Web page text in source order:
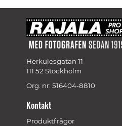
Herkulesgatan 11
111 52 Stockholm
Org. nr: 516404-8810
Kontakt
Produktfrågor